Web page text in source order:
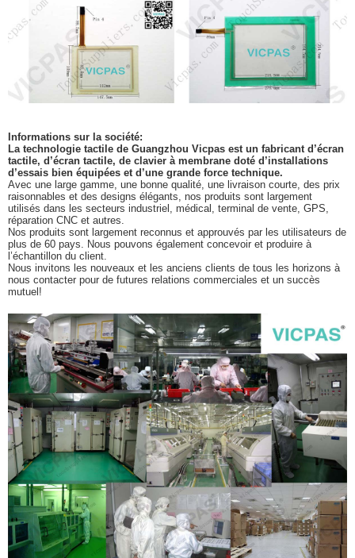
Informations sur la société:
La technologie tactile de Guangzhou Vicpas est un fabricant d’écran
tactile, d’écran tactile, de clavier à membrane doté d’installations
d’essais bien équipées et d’une grande force technique.
Avec une large gamme, une bonne qualité, une livraison courte, des prix
raisonnables et des designs élégants, nos produits sont largement
utilisés dans les secteurs industriel, médical, terminal de vente, GPS,
réparation CNC et autres.
Nos produits sont largement reconnus et approuvés par les utilisateurs de
plus de 60 pays. Nous pouvons également concevoir et produire à
l’échantillon du client.
Nous invitons les nouveaux et les anciens clients de tous les horizons à
nous contacter pour de futures relations commerciales et un succès
mutuel!